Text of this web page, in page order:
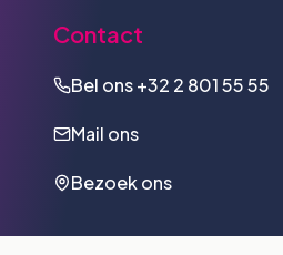
Contact
Bel ons+32 2 801 55 55
Mail ons
Bezoek ons